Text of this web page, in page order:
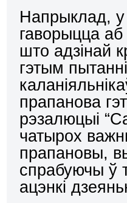
Напрыклад, у
гаворыцца
што адзінай
гэтым
прапанова
рэзалюцыі
чатырох
прапановы,
спрабуючы ў
ацэнкі